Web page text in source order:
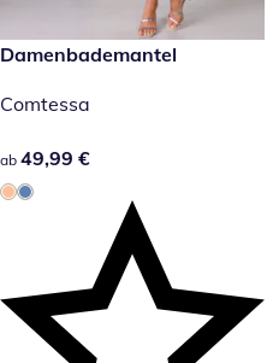
49,99 €
Damenbademantel
Comtessa
49,99 €
ab 49,99 €